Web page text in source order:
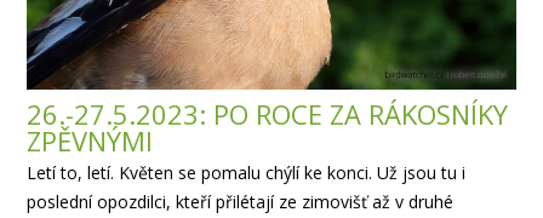
26.-27.5.2023: PO ROCE ZA RÁKOSNÍKY
ZPĚVNÝMI
Letí to, letí. Květen se pomalu chýlí ke konci. Už jsou tu i
poslední opozdilci, kteří přilétají ze zimovišť až v druhé